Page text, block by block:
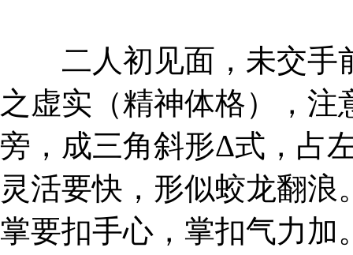
二人初见面，未交手
之虚实（精神体格），
旁，成三角斜形Δ式，占
灵活要快，形似蛟龙翻
掌要扣手心，掌扣气力加